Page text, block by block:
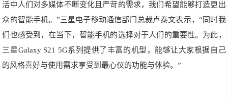
活中人们对多媒体不断变化且严苛的需求，我们希望能够打造更出
众的智能手机。”三星电子移动通信部门总裁卢泰文表示，“同时我
们也感受到，在当下，智能手机的选择对于人们的重要性。为此，
三星Galaxy S21 5G系列提供了丰富的机型，能够让大家根据自己
的风格喜好与使用需求享受到最心仪的功能与体验。”